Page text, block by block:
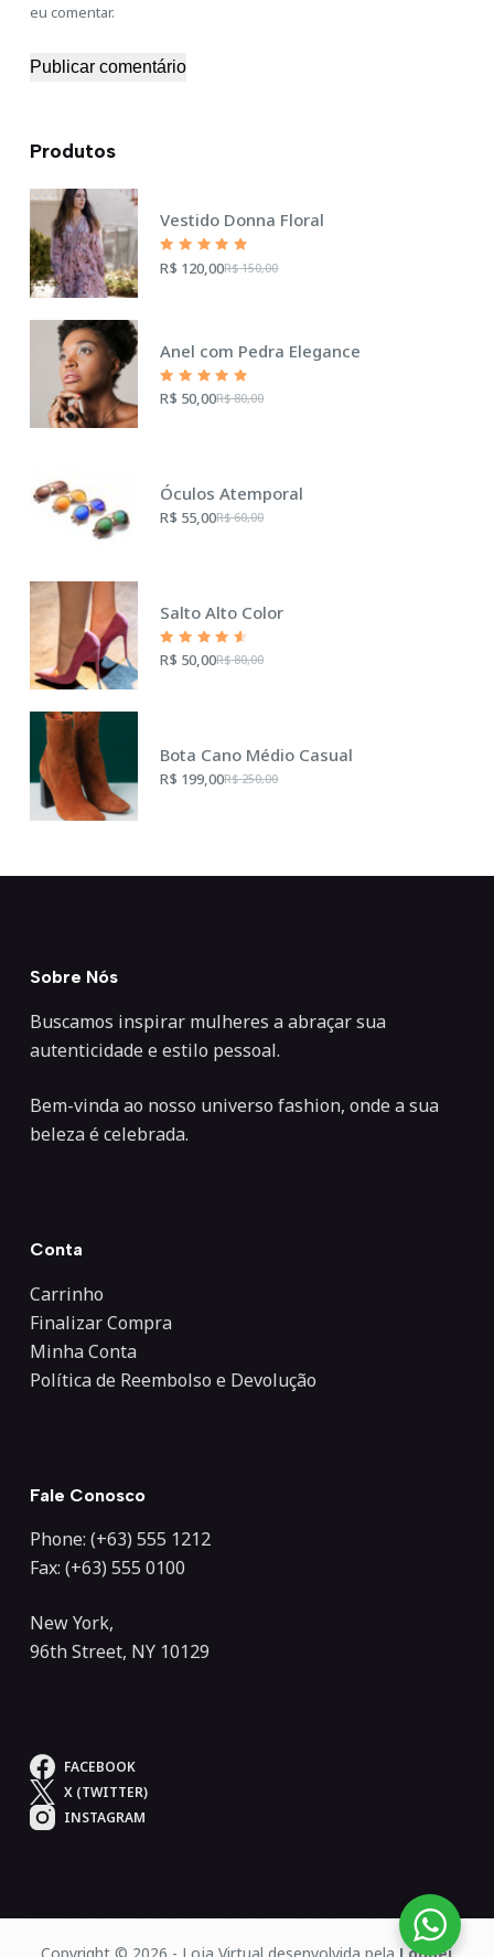
eu comentar.
Publicar comentário
Produtos
Vestido Donna Floral
5.00 out
R$150,00
R$ 120,00
Anel com Pedra Elegance
5.00out
R$80,00
R$ 50,00
Óculos Atemporal
R$60,00
R$ 55,00
Salto Alto Color
4.50
R$80,00
R$ 50,00
Bota Cano Médio Casual
R$250,00
R$ 199,00
Sobre Nós
Buscamos inspirar mulheres a abraçar sua
autenticidade e estilo pessoal.
Bem-vinda ao nosso universo fashion, onde a sua
beleza é celebrada.
Conta
Carrinho
Finalizar Compra
Minha Conta
Política de Reembolso e Devolução
Fale Conosco
Phone: (+63) 555 1212
Fax: (+63) 555 0100
New York,
96th Street, NY 10129
FACEBOOK
X (TWITTER)
INSTAGRAM